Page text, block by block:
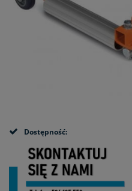
Dostępność: